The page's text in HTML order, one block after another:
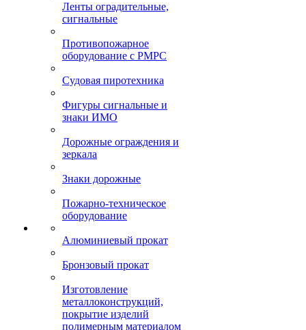
Ленты оградительные,
сигнальные
Противопожарное
оборудование с РМРС
Судовая пиротехника
Фигуры сигнальные и
знаки ИМО
Дорожные ограждения и
зеркала
Знаки дорожные
Пожарно-техническое
оборудование
Алюминиевый прокат
Бронзовый прокат
Изготовление
металлоконструкций,
покрытие изделий
полимерным материалом